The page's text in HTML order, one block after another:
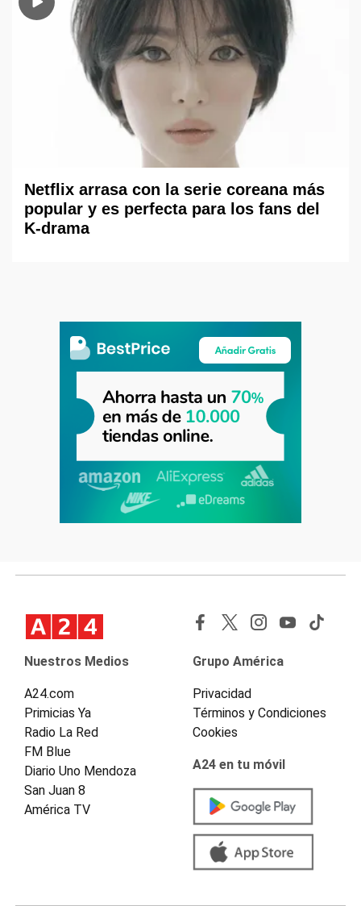
Netflix arrasa con la serie coreana más
popular y es perfecta para los fans del
K-drama
Nuestros Medios
A24.com
Primicias Ya
Radio La Red
FM Blue
Diario Uno Mendoza
San Juan 8
América TV
Grupo América
Privacidad
Términos y Condiciones
Cookies
A24 en tu móvil